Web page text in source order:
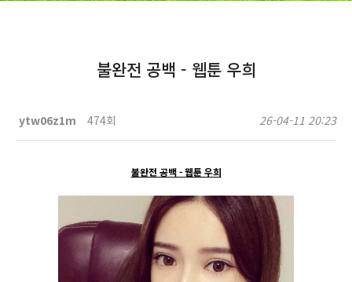
불완전 공백 - 웹툰 우희
ytw06z1m 474회 26-04-11 20:23
불완전 공백 - 웹툰 우희